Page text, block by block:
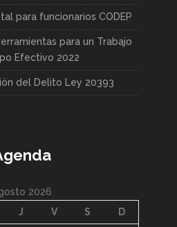
para funcionarios CODEP
para un Trabajo
Efectivo 2022
del Delito Ley 20393
2026
J V S D